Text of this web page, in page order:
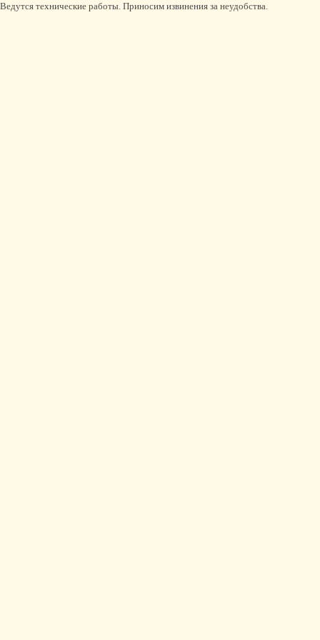
Ведутся технические работы. Приносим извинения за неудобства.